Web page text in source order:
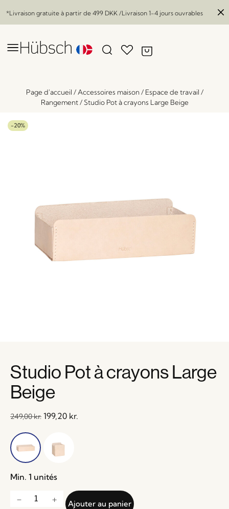
*Livraison gratuite à partir de 499 DKK /Livraison 1-4 jours ouvrables
Page d'accueil / Accessoires maison/ Espace de travail /
Rangement/ Studio Pot à crayons Large Beige
-20%
Studio Pot à crayons Large
Beige
249,00kr. 199,20 kr.
Min. 1 unités
Ajouter au panier